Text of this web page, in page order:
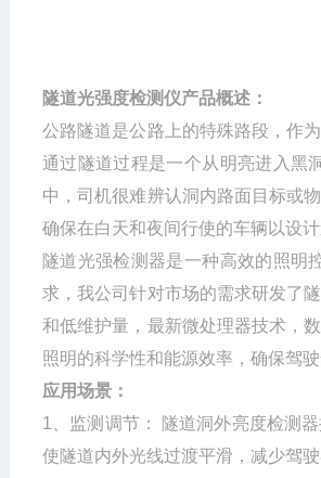
隧道光强度检测仪产品概述：
公路隧道是公路上的特殊路段，作
通过隧道过程是一个从明亮进入黑
中，司机很难辨认洞内路面目标或
确保在白天和夜间行使的车辆以设
隧道光强检测器是一种高效的照明
求，我公司针对市场的需求研发了
和低维护量，最新微处理器技术，
照明的科学性和能源效率，确保驾
应用场景：
1、监测调节： 隧道洞外亮度检测
使隧道内外光线过渡平滑，减少驾